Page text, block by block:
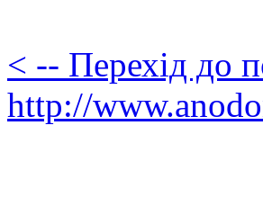
< -- Перехід до
http://